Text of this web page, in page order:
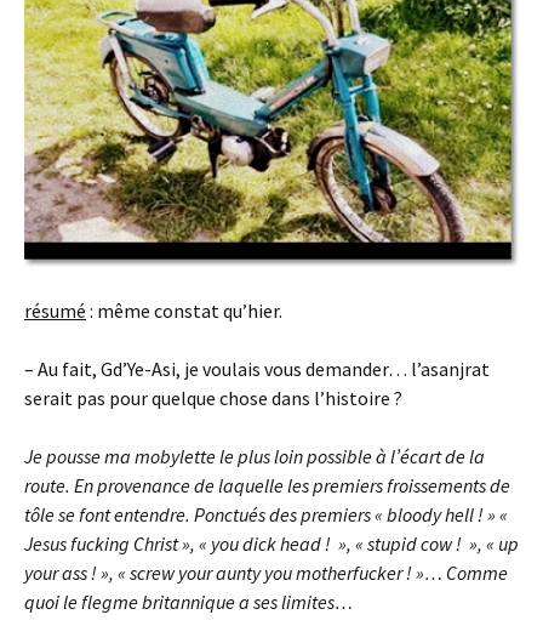
résumé : même constat qu’hier.
– Au fait, Gd’Ye-Asi, je voulais vous demander… l’asanjrat
serait pas pour quelque chose dans l’histoire ?
Je pousse ma mobylette le plus loin possible à l’écart de la
route. En provenance de laquelle les premiers froissements de
tôle se font entendre. Ponctués des premiers « bloody hell ! » «
Jesus fucking Christ », « you dick head ! », « stupid cow ! », « up
your ass ! », « screw your aunty you motherfucker ! »… Comme
quoi le flegme britannique a ses limites…